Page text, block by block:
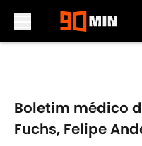
Boletim médico
Fuchs, Felipe